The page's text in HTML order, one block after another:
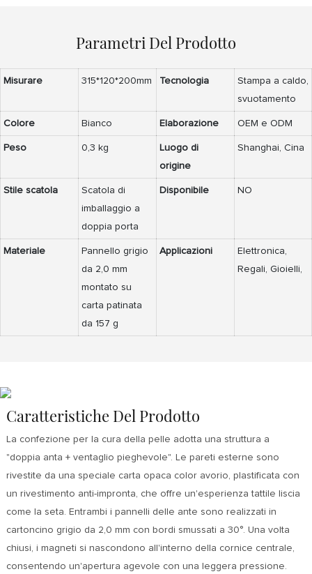
Parametri Del Prodotto
Misurare 315*120*200mm Tecnologia
Stampa a caldo,
svuotamento
Colore Bianco Elaborazione OEM e ODM
Peso 0,3 kg
Luogo di
origine
Shanghai, Cina
Stile scatola
Scatola di
imballaggio a
doppia porta
Disponibile NO
Materiale
Pannello grigio
da 2,0 mm
montato su
carta patinata
da 157 g
Applicazioni
Elettronica,
Regali, Gioielli,
Caratteristiche Del Prodotto
La confezione per la cura della pelle adotta una struttura a
"doppia anta + ventaglio pieghevole". Le pareti esterne sono
rivestite da una speciale carta opaca color avorio, plastificata con
un rivestimento anti-impronta, che offre un'esperienza tattile liscia
come la seta. Entrambi i pannelli delle ante sono realizzati in
cartoncino grigio da 2,0 mm con bordi smussati a 30°. Una volta
chiusi, i magneti si nascondono all'interno della cornice centrale,
consentendo un'apertura agevole con una leggera pressione.